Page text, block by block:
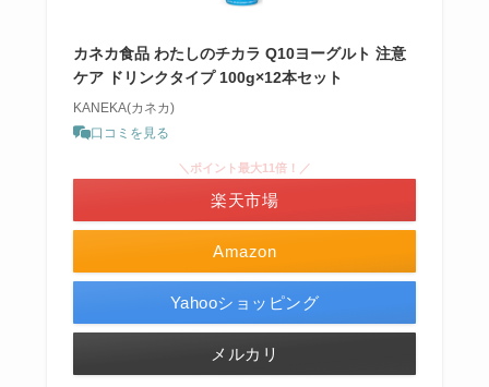
カネカ食品 わたしのチカラ Q10ヨーグルト 注意
ケア ドリンクタイプ 100g×12本セット
KANEKA(カネカ)
口コミを見る
Amazon
＼ポイント最大11倍！／
楽天市場
Yahooショッピング
メルカリ